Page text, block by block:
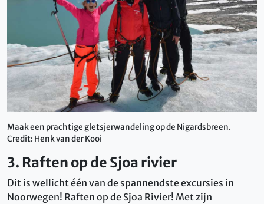
Maak een prachtige gletsjerwandeling op de Nigardsbreen.
Credit: Henk van der Kooi
3. Raften op de Sjoa rivier
Dit is wellicht één van de spannendste excursies in
Noorwegen! Raften op de Sjoa Rivier! Met zijn